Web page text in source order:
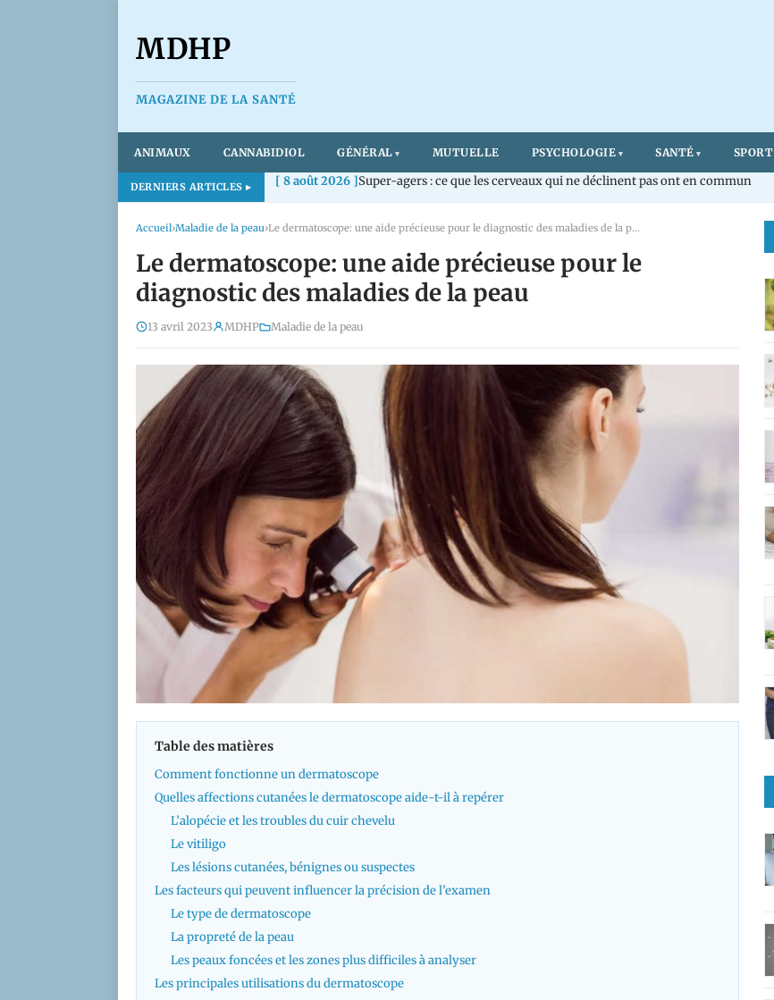
MDHP
MAGAZINE DE LA SANTÉ
ANIMAUX CANNABIDIOL GÉNÉRAL MUTUELLE PSYCHOLOGIE SANTÉ SPORT
DERNIERS ARTICLES [ 8 août 2026 ]Super-agers : ce que les cerveaux qui ne déclinent pas ont en commun
Accueil›Maladie de la peau› Le dermatoscope: une aide précieuse pour le diagnostic des maladies de la peau
Le dermatoscope: une aide précieuse pour le
diagnostic des maladies de la peau
13 avril 2023 MDHP Maladie de la peau
Table des matières
Comment fonctionne un dermatoscope
Quelles affections cutanées le dermatoscope aide-t-il à repérer
L’alopécie et les troubles du cuir chevelu
Le vitiligo
Les lésions cutanées, bénignes ou suspectes
Les facteurs qui peuvent influencer la précision de l’examen
Le type de dermatoscope
La propreté de la peau
Les peaux foncées et les zones plus difficiles à analyser
Les principales utilisations du dermatoscope